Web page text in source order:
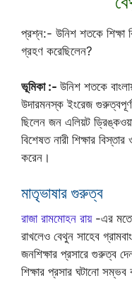
প্রশ্ন:- উনিশ শতকে শিক্ষা
গ্রহণ করেছিলেন?
ভূমিকা :- উনিশ শতকে
উদারমনস্ক ইংরেজ
ছিলেন জন এলিয়ট
বিশেষত নারী শিক্ষার
করেন।
মাতৃভাষার গুরুত্ব
রাজা রামমোহন রায়-এর মতো
রাখলেও বেথুন সাহেব
জনশিক্ষার প্রসারে গুরুত্ব
শিক্ষার প্রসার ঘটানো